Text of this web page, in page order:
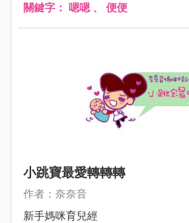
關鍵字： 嗯嗯 、 便便
小跳寶最愛轉轉轉
作者：奈奈音
新手媽咪育兒經